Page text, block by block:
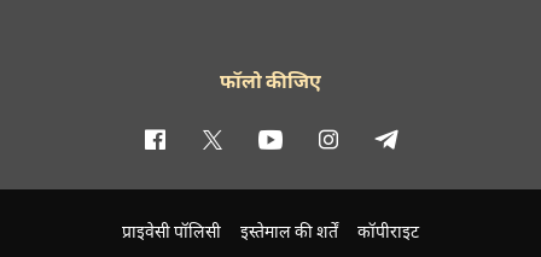
फॉलो कीजिए
प्राइवेसी पॉलिसी इस्तेमाल की शर्तें कॉपीराइट